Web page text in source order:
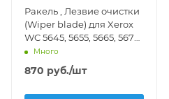
Ракель , Лезвие очистки
(Wiper blade) для Xerox
WC 5645, 5655, 5665, 5675,
5687, 5740, 5745, 5755,
5765, 5775, 5790, 165, 175,
245, 255, 265, 275 (DV Inc.)
Много
870 руб./шт